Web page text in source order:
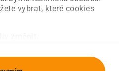
vybrat, které cookies